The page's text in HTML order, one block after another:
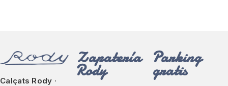
Calçats Rody ·
Zapatería
Rody
Parking
gratis